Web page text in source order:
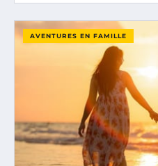
AVENTURES EN FAMILLE